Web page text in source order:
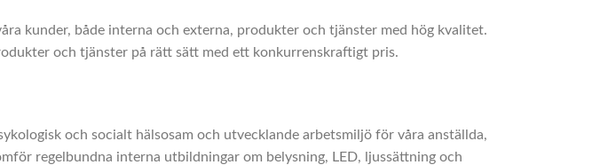
kunder, både interna och externa, produkter och tjänster med hög kvalitet.
och tjänster på rätt sätt med ett konkurrenskraftigt pris.
och socialt hälsosam och utvecklande arbetsmiljö för våra anställda,
regelbundna interna utbildningar om belysning, LED, ljussättning och